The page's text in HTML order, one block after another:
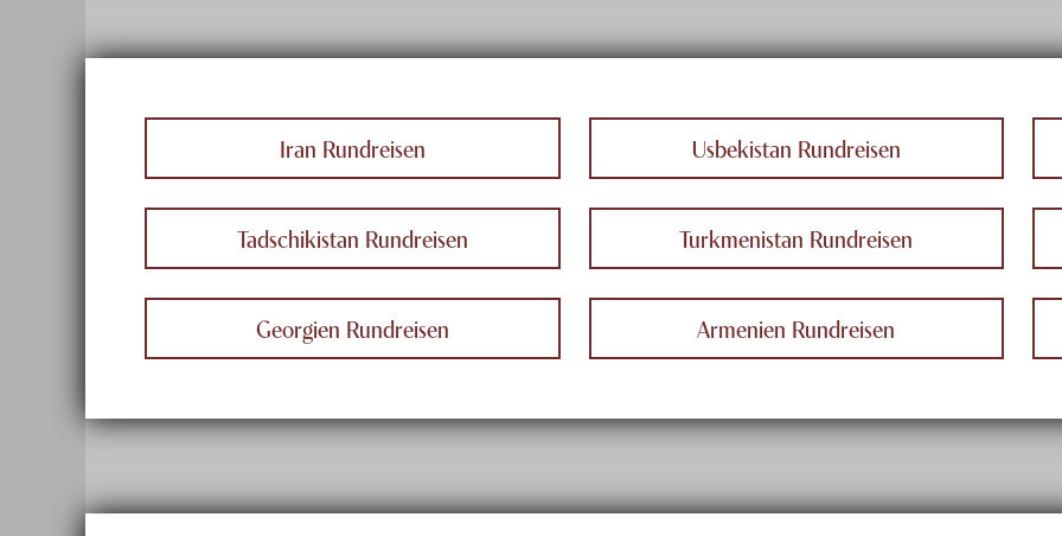
Weiten erleben Sie inUsbekistan, landwirtschaftlich geprägte Idylle inKirgistan. Wer sich dabei
unvergessliche Orte entlang der gesamten Seidenstrasse zu entdecken. Im Folgenden finden Sie
Seidenstrassen Experten
Iran Rundreisen Usbekistan Rundreisen
Tadschikistan Rundreisen Turkmenistan Rundreisen
Georgien Rundreisen Armenien Rundreisen